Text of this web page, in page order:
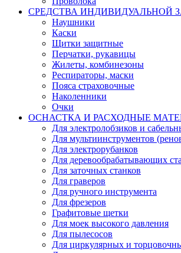
СРЕДСТВА ИНДИВИДУАЛЬНОЙ
Наушники
Каски
Щитки защитные
Перчатки, рукавицы
Жилеты, комбинезоны
Респираторы, маски
Пояса страховочные
Наколенники
Очки
ОСНАСТКА И РАСХОДНЫЕ
Для электролобзиков и
Для мультиинструментов
Для электрорубанков
Для деревообрабатывающих
Для заточных станков
Для граверов
Для ручного инструмента
Для фрезеров
Графитовые щетки
Для моек высокого давления
Для пылесосов
Для циркулярных и